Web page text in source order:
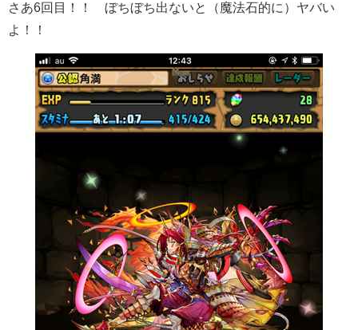
さあ6回目！！ ぼちぼち出ないと（魔法石的に）ヤバい
よ！！